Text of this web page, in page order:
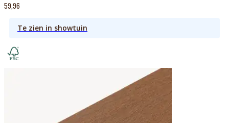
59,96
Te zien in showtuin